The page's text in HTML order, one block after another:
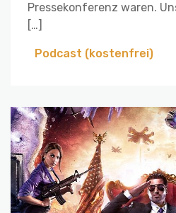
Pressekonferenz waren.
[…]
Podcast (kostenfrei)